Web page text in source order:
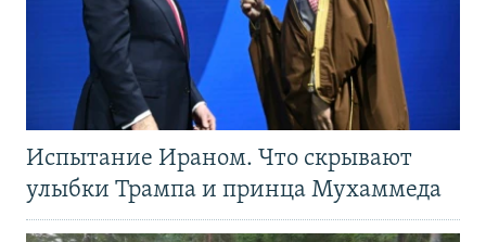
Испытание Ираном. Что скрывают
улыбки Трампа и принца Мухаммеда